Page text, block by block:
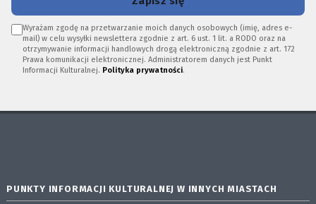
Wyrażam zgodę na przetwarzanie moich danych osobowych (imię, adres e-
mail) w celu wysyłki newslettera zgodnie z art. 6 ust. 1 lit. a RODO oraz na
otrzymywanie informacji handlowych drogą elektroniczną zgodnie z art. 172
Prawa komunikacji elektronicznej. Administratorem danych jest Punkt
Informacji Kulturalnej. Polityka prywatności.
PUNKTY INFORMACJI KULTURALNEJ W INNYCH MIASTACH